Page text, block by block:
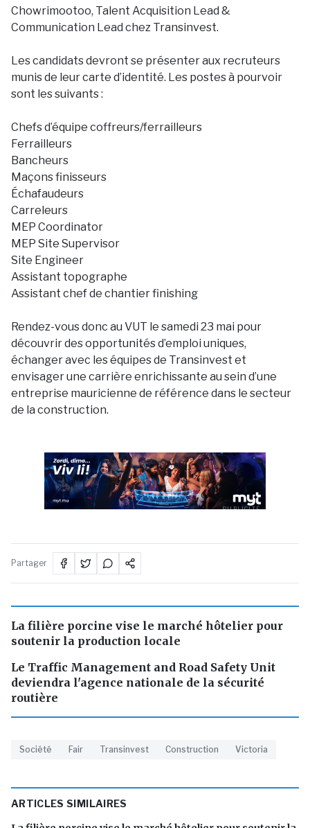
Chowrimootoo, Talent Acquisition Lead &
Communication Lead chez Transinvest.
Les candidats devront se présenter aux recruteurs
munis de leur carte d’identité. Les postes à pourvoir
sont les suivants :
Chefs d’équipe coffreurs/ferrailleurs
Ferrailleurs
Bancheurs
Maçons finisseurs
Échafaudeurs
Carreleurs
MEP Coordinator
MEP Site Supervisor
Site Engineer
Assistant topographe
Assistant chef de chantier finishing
Rendez-vous donc au VUT le samedi 23 mai pour
découvrir des opportunités d’emploi uniques,
échanger avec les équipes de Transinvest et
envisager une carrière enrichissante au sein d’une
entreprise mauricienne de référence dans le secteur
de la construction.
PUBLICITÉ
Partager
La filière porcine vise le marché hôtelier pour
soutenir la production locale
Le Traffic Management and Road Safety Unit
deviendra l'agence nationale de la sécurité
routière
Société Fair Transinvest Construction Victoria
ARTICLES SIMILAIRES